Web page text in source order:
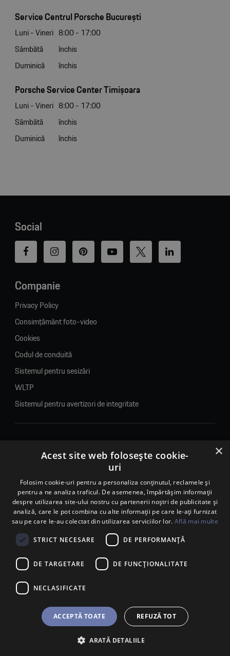
Service Centrul Porsche București
Luni - Vineri 8:00 - 17:00
Sâmbătă
închis
Duminică
închis
Porsche Service Center Timișoara
Luni - Vineri 8:00 - 17:00
Sâmbătă
închis
Duminică
închis
Social
Companie
Privacy Policy
Consimțământ foto-video
Cookies
Codul de conduită
Sistemul pentru sesizări
WLTP
Sistemul pentru avertizori de integritate
© 2026. Porsche Inter Auto Romania. Toate drepturile rezervate.
Porsche Inter Auto Romania SRL
RO22188461 J2007002067233
B-dul Pipera, nr. 2, Sala 1, Etaj 2, Voluntari, jud.Ilfov - sediu
social
B-dul Pipera, nr. 1/X, Centrul Porsche București – PCB,
Voluntari, jud. Ilfov – punct de lucru
Calea Lugojului, nr. 136, loc. Ghiroda, jud. Timiș – punct de
×
Acest site web folosește cookie-
uri
Folosim cookie-uri pentru a personaliza conținutul, reclamele și
pentru a ne analiza traficul. De asemenea, împărtășim informații
despre utilizarea site-ului nostru cu partenerii noștri de publicitate și
analiză, care le pot combina cu alte informații pe care le-ați furnizat
sau pe care le-au colectat din utilizarea serviciilor lor. Află mai multe
STRICT NECESARE DE PERFORMANȚĂ
DE TARGETARE DE FUNCŢIONALITATE
NECLASIFICATE
ACCEPTĂ TOATE REFUZĂ TOT
ARATĂ DETALIILE